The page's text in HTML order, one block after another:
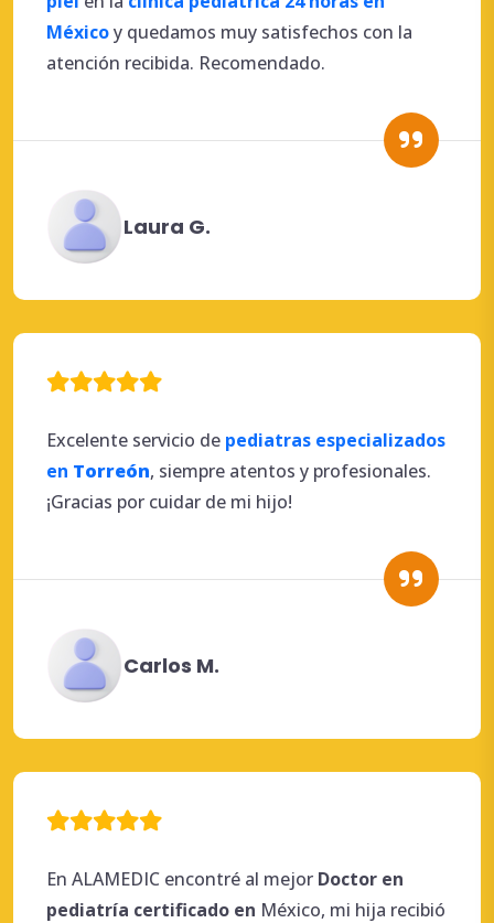
Méxicoy quedamos muy satisfechos con la
atención recibida. Recomendado.
Laura G.
Excelente servicio de pediatras especializados
en Torreón, siempre atentos y profesionales.
¡Gracias por cuidar de mi hijo!
Carlos M.
En ALAMEDIC encontré al mejor Doctor en
pediatría certificado en México, mi hija recibió